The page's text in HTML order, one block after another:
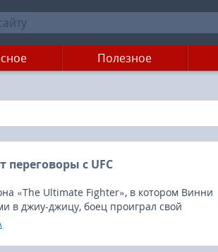
Полезное
с UFC
«The Ultimate Fighter», в котором Винни
в джиу-джицу, боец проиграл свой
потерял место в организации.